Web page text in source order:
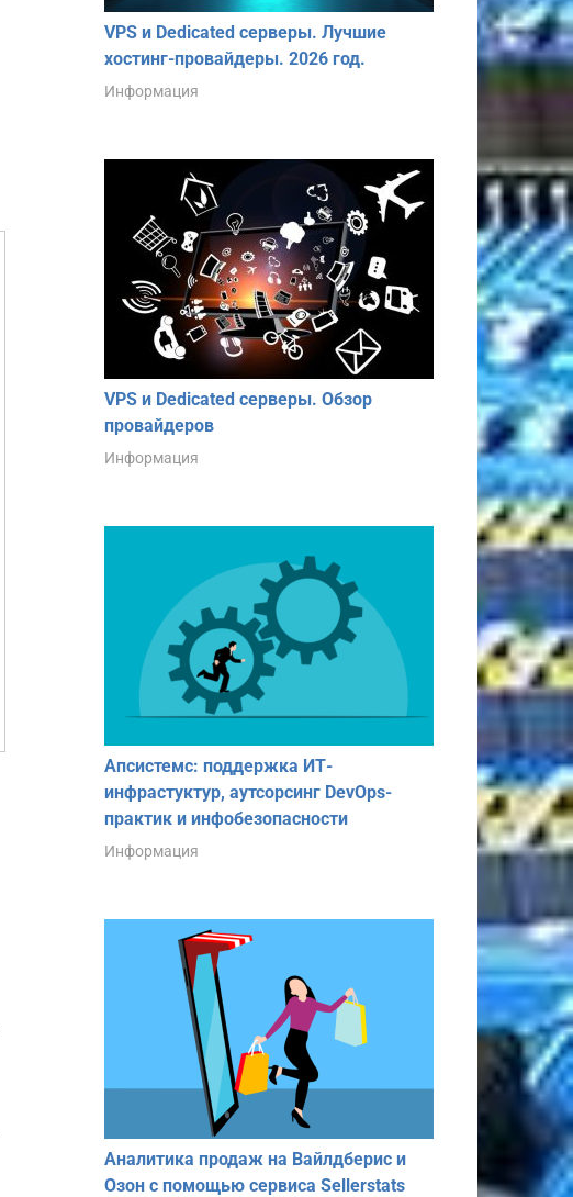
VPS и Dedicated серверы. Лучшие
хостинг-провайдеры. 2026 год.
Информация
VPS и Dedicated серверы. Обзор
провайдеров
Информация
Апсистемс: поддержка ИТ-
инфрастуктур, аутсорсинг DevOps-
практик и инфобезопасности
Информация
Аналитика продаж на Вайлдберис и
Озон с помощью сервиса Sellerstats